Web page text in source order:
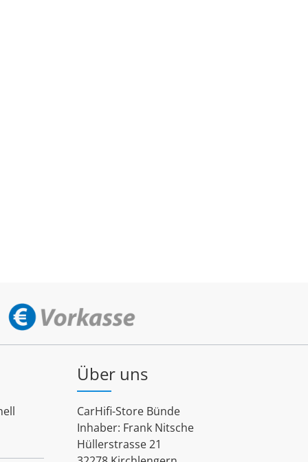
Über uns
CarHifi-Store Bünde
Inhaber: Frank Nitsche
Hüllerstrasse 21